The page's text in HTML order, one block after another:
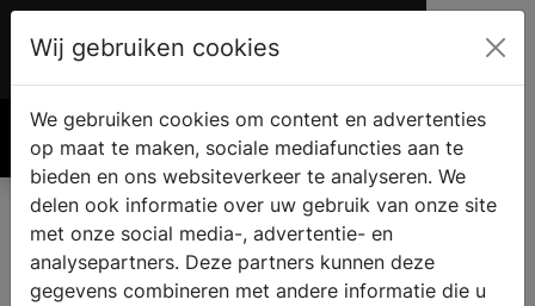
Account
Zoek
Producten
Wij gebruiken cookies
We gebruiken cookies om content en advertenties
op maat te maken, sociale mediafuncties aan te
bieden en ons websiteverkeer te analyseren. We
delen ook informatie over uw gebruik van onze site
met onze social media-, advertentie- en
analysepartners. Deze partners kunnen deze
gegevens combineren met andere informatie die u